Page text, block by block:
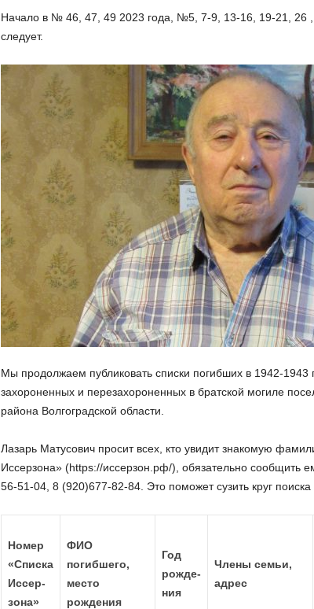
Начало в № 46, 47, 49 2023 года, №5, 7-9, 13-16, 19-21, 26
следует.
Мы продолжаем публиковать списки погибших в 1942-1943
захороненных и перезахороненных в братской могиле
района Волгоградской области.
Лазарь Матусович просит всех, кто увидит знакомую
Иссерзона» (https://иссерзон.рф/), обязательно сообщить
56-51-04, 8 (920)677-82-84. Это поможет сузить круг поиска
Номер
«Списка
Иссер-
зона»
ФИО
погибшего,
место
рождения
Год
рожде-
ния
Члены семьи,
адрес